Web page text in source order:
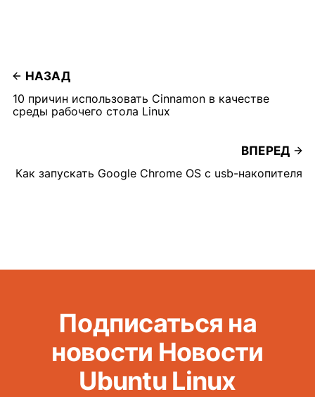
НАЗАД
10 причин использовать Cinnamon в качестве
среды рабочего стола Linux
ВПЕРЕД
Как запускать Google Chrome OS с usb-накопителя
Подписаться на
новости Новости
Ubuntu Linux